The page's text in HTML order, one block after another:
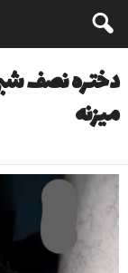
دختره نصف
میزنه